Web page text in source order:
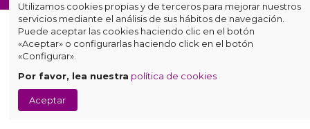
© Farmacia Centenaria. Todos los derechos reservados.
Utilizamos cookies propias y de terceros para mejorar nuestros
servicios mediante el análisis de sus hábitos de navegación.
Puede aceptar las cookies haciendo clic en el botón
«Aceptar» o configurarlas haciendo click en el botón
«Configurar».
Por favor, lea nuestra política de cookies
Aceptar